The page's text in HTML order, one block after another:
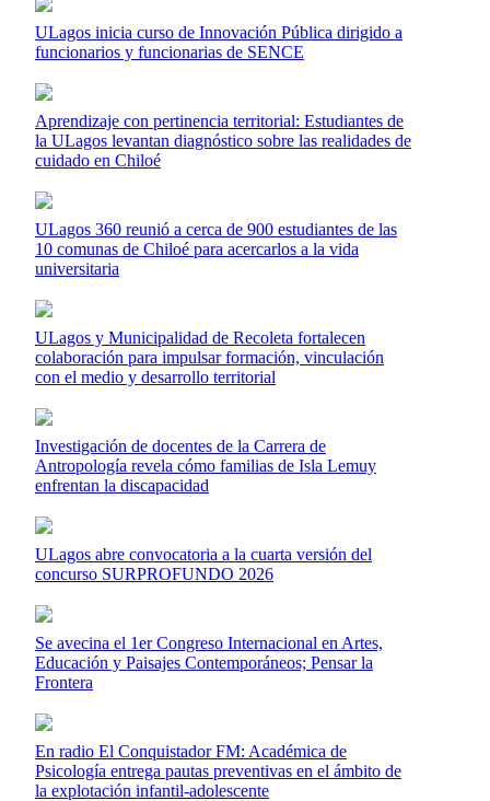
ULagos inicia curso de Innovación Pública dirigido a
funcionarios y funcionarias de SENCE
Aprendizaje con pertinencia territorial: Estudiantes de
la ULagos levantan diagnóstico sobre las realidades de
cuidado en Chiloé
ULagos 360 reunió a cerca de 900 estudiantes de las
10 comunas de Chiloé para acercarlos a la vida
universitaria
ULagos y Municipalidad de Recoleta fortalecen
colaboración para impulsar formación, vinculación
con el medio y desarrollo territorial
Investigación de docentes de la Carrera de
Antropología revela cómo familias de Isla Lemuy
enfrentan la discapacidad
ULagos abre convocatoria a la cuarta versión del
concurso SURPROFUNDO 2026
Se avecina el 1er Congreso Internacional en Artes,
Educación y Paisajes Contemporáneos; Pensar la
Frontera
En radio El Conquistador FM: Académica de
Psicología entrega pautas preventivas en el ámbito de
la explotación infantil-adolescente